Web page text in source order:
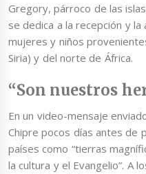
Gregory, párroco de las
se dedica a la recepción y
mujeres y niños
Siria) y del norte de África.
“Son nuestros
En un video-mensaje
Chipre pocos días antes de
países como “tierras
la cultura y el Evangelio”. A